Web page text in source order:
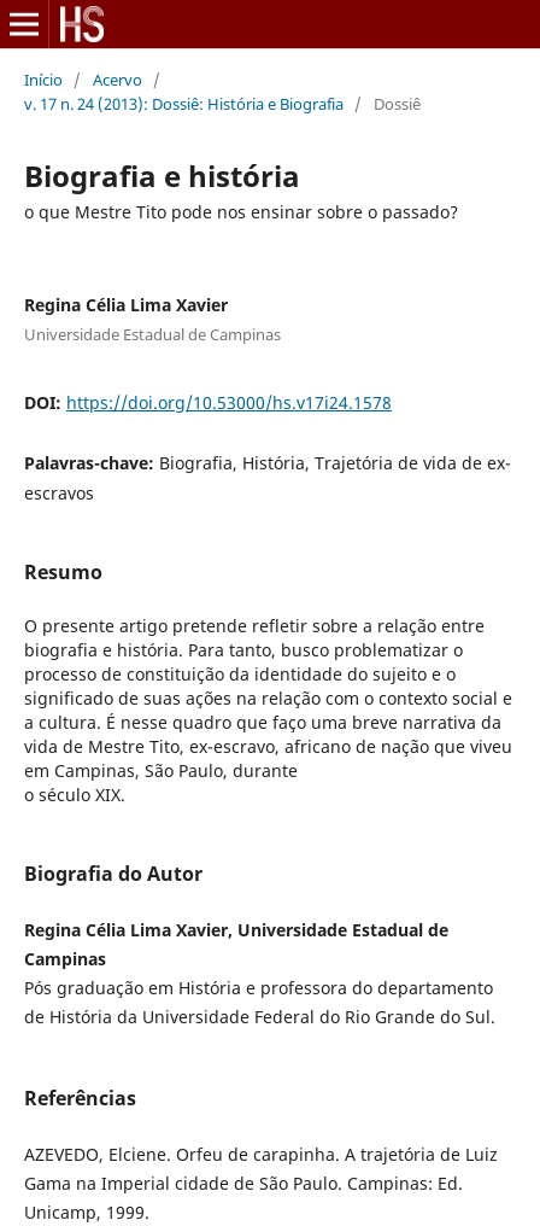
Início / Acervo /
v. 17 n. 24 (2013): Dossiê: História e Biografia / Dossiê
Biografia e história
o que Mestre Tito pode nos ensinar sobre o passado?
Regina Célia Lima Xavier
Universidade Estadual de Campinas
DOI: https://doi.org/10.53000/hs.v17i24.1578
Palavras-chave: Biografia, História, Trajetória de vida de ex-
escravos
Resumo
O presente artigo pretende refletir sobre a relação entre
biografia e história. Para tanto, busco problematizar o
processo de constituição da identidade do sujeito e o
significado de suas ações na relação com o contexto social e
a cultura. É nesse quadro que faço uma breve narrativa da
vida de Mestre Tito, ex-escravo, africano de nação que viveu
em Campinas, São Paulo, durante
o século XIX.
Biografia do Autor
Regina Célia Lima Xavier, Universidade Estadual de
Campinas
Pós graduação em História e professora do departamento
de História da Universidade Federal do Rio Grande do Sul.
Referências
AZEVEDO, Elciene. Orfeu de carapinha. A trajetória de Luiz
Gama na Imperial cidade de São Paulo. Campinas: Ed.
Unicamp, 1999.